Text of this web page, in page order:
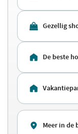
Gezellig
De beste
Meer in de